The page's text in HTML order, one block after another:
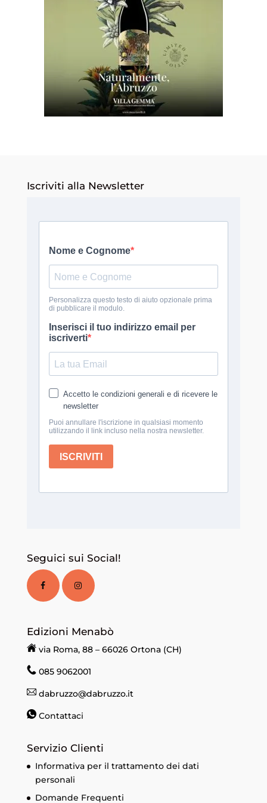
Iscriviti alla Newsletter
Seguici sui Social!
Edizioni Menabò
via Roma, 88 – 66026 Ortona (CH)
085 9062001
dabruzzo@dabruzzo.it
Contattaci
Servizio Clienti
Informativa per il trattamento dei dati
personali
Domande Frequenti